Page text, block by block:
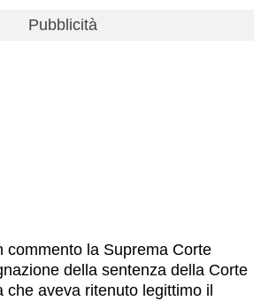
Pubblicità
commento la Suprema Corte
della sentenza della Corte
che aveva ritenuto legittimo il